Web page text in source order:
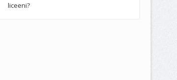
liceeni?